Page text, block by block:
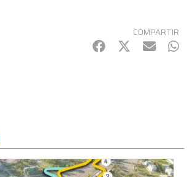
COMPARTIR
Facebook
Twitter
mail